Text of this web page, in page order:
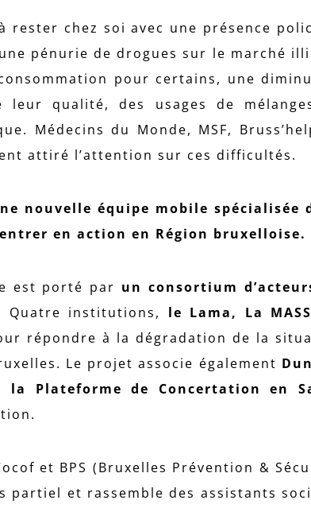
chez soi avec une présence
pénurie de drogues sur le marché
pour certains, une
qualité, des usages de
Médecins du Monde, MSF,
attiré l’attention sur ces difficultés.
nouvelle équipe mobile spécialisée
en action en Région bruxelloise.
est porté par un consortium
Quatre institutions, le Lama, La
répondre à la dégradation de la
Le projet associe également
la Plateforme de Concertation en
et BPS (Bruxelles Prévention &
et rassemble des assistants